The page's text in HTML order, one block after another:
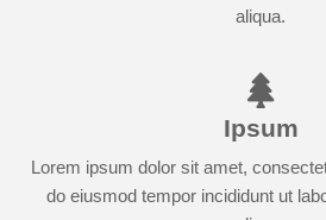
aliqua.
Ipsum
Lorem ipsum dolor sit amet,
do eiusmod tempor incididunt ut